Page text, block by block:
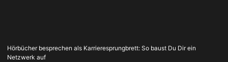
Hörbücher besprechen als Karrieresprungbrett: So baust Du Dir ein
Netzwerk auf